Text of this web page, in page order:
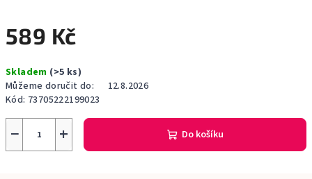
589 Kč
cena:
Skladem (>5 ks)
Můžeme doručit do:
12.8.2026
Kód: 73705222199023
+
− Do košíku